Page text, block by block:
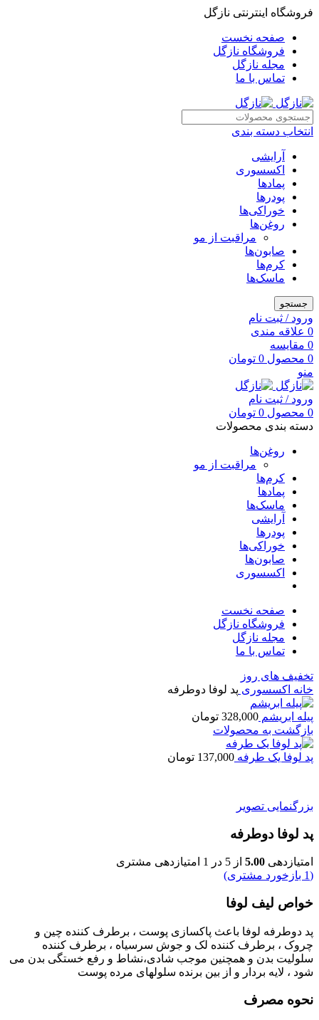
فروشگاه اینترنتی نازگل
صفحه نخست
فروشگاه نازگل
مجله نازگل
تماس با ما
انتخاب دسته بندی
آرایشی
اکسسوری
پمادها
پودرها
خوراکی‌ها
روغن‌ها
مراقبت از مو
صابون‌ها
کرم‌ها
ماسک‌ها
جستجو
ورود / ثبت نام
0 علاقه مندی
0 مقایسه
0 محصول 0 تومان
منو
ورود / ثبت نام
0 محصول 0 تومان
دسته بندی محصولات
روغن‌ها
مراقبت از مو
کرم‌ها
پمادها
ماسک‌ها
آرایشی
پودرها
خوراکی‌ها
صابون‌ها
اکسسوری
صفحه نخست
فروشگاه نازگل
مجله نازگل
تماس با ما
تخفیف های روز
خانه اکسسوری پد لوفا دوطرفه
پیله ابریشم 328,000 تومان
بازگشت به محصولات
پد لوفا یک طرفه 137,000 تومان
بزرگنمایی تصویر
پد لوفا دوطرفه
امتیازدهی 5.00 از 5 در 1 امتیازدهی مشتری
(
1 بازخورد مشتری)
خواص ليف لوفا
پد دوطرفه لوفا باعث پاکسازی پوست ، برطرف کننده چین و
چروک ، برطرف کننده لک و جوش سرسیاه ، برطرف کننده
سلولیت بدن و همچنین موجب شادی،نشاط و رفع خستگی بدن می
شود ، لایه بردار و از بین برنده سلولهای مرده پوست
نحوه مصرف